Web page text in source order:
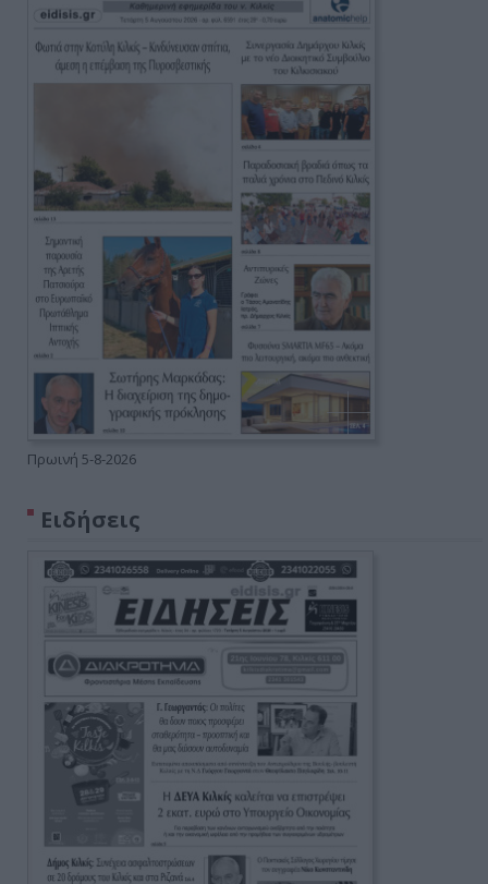
Πρωινή 5-8-2026
Ειδήσεις